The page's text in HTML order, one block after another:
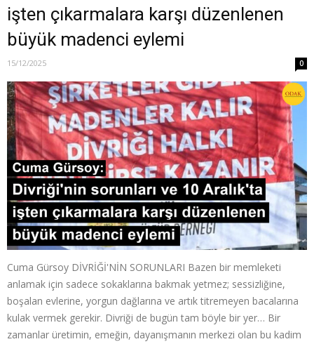
işten çıkarmalara karşı düzenlenen
büyük madenci eylemi
15/12/2025 0
Cuma Gürsoy DİVRİĞİ'NİN SORUNLARI Bazen bir memleketi
anlamak için sadece sokaklarına bakmak yetmez; sessizliğine,
boşalan evlerine, yorgun dağlarına ve artık titremeyen bacalarına
kulak vermek gerekir. Divriği de bugün tam böyle bir yer… Bir
zamanlar üretimin, emeğin, dayanışmanın merkezi olan bu kadim